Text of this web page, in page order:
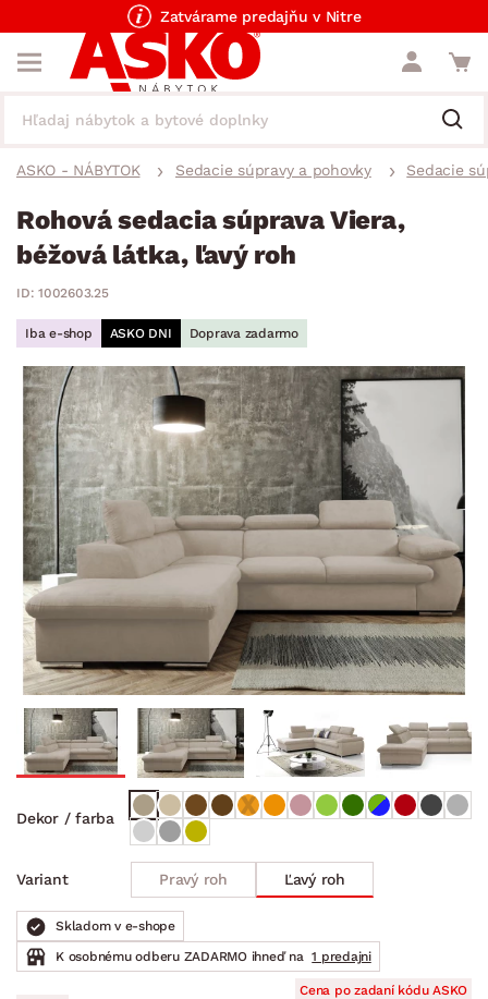
Zatvárame predajňu v Nitre
ASKO - NÁBYTOK Sedacie súpravy a pohovky Sedacie
Rohová sedacia súprava Viera,
béžová látka, ľavý roh
ID: 1002603.25
Iba e-shop ASKO DNI Doprava zadarmo
Dekor / farba
Variant Pravý roh Ľavý roh
Skladom v e-shope
K osobnému odberu ZADARMO ihneď na 1 predajni
Cena po zadaní kódu ASKO